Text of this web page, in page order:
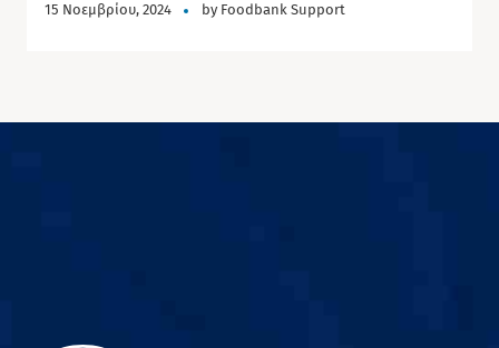
15 Νοεμβρίου, 2024 by Foodbank Support